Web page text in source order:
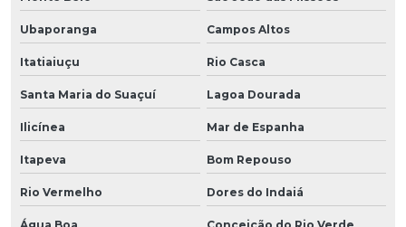
Ubaporanga Campos Altos
Itatiaiuçu Rio Casca
Santa Maria do Suaçuí Lagoa Dourada
Ilicínea Mar de Espanha
Itapeva Bom Repouso
Rio Vermelho Dores do Indaiá